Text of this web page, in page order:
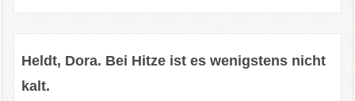
Heldt, Dora. Bei Hitze ist es wenigstens nicht
kalt.